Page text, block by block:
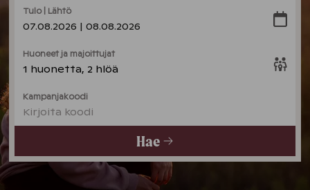
Huoneet ja majoittujat
1 huonetta, 2 hlöä
Tulo | Lähtö
07.08.2026 | 08.08.2026
Kampanjakoodi
Kirjoita koodi
Hae